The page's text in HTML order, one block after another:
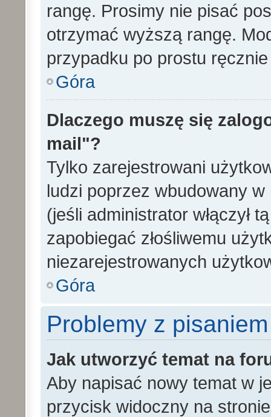
rangę. Prosimy nie pisać
otrzymać wyższą rangę.
przypadku po prostu
Góra
Dlaczego muszę się
mail"?
Tylko zarejestrowani
ludzi poprzez wbudowany
(jeśli administrator włączył
zapobiegać złośliwemu
niezarejestrowanych
Góra
Problemy z pisaniem
Jak utworzyć temat na
Aby napisać nowy temat w
przycisk widoczny na